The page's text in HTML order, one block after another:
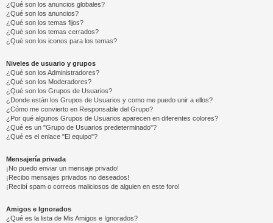
¿Qué son los anuncios globales?
¿Qué son los anuncios?
¿Qué son los temas fijos?
¿Qué son los temas cerrados?
¿Qué son los iconos para los temas?
Niveles de usuario y grupos
¿Qué son los Administradores?
¿Qué son los Moderadores?
¿Qué son los Grupos de Usuarios?
¿Donde están los Grupos de Usuarios y como me puedo unir a ellos?
¿Cómo me convierto en Responsable del Grupo?
¿Por qué algunos Grupos de Usuarios aparecen en diferentes colores?
¿Qué es un "Grupo de Usuarios predeterminado"?
¿Qué es el enlace "El equipo"?
Mensajería privada
¡No puedo enviar un mensaje privado!
¡Recibo mensajes privados no deseados!
¡Recibí spam o correos maliciosos de alguien en este foro!
Amigos e Ignorados
¿Qué es la lista de Mis Amigos e Ignorados?